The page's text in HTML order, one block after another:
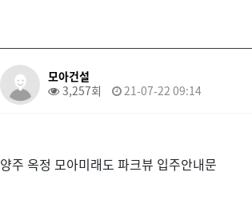
모아건설
3,257회
21-07-22 09:14
양주 옥정 모아미래도 파크뷰 입주안내문